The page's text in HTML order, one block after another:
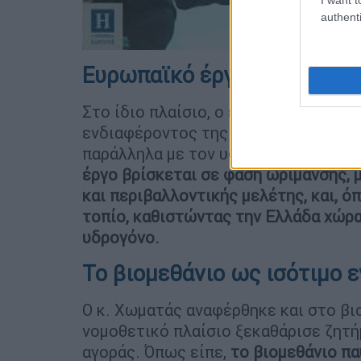
Ευρωπαϊκό έργο για
Στο ίδιο πλαίσιο, ο εκπρόσωπος
ενδιαφέροντος της Ευρωπαϊκής
παράλληλα με τον υφιστάμενο
έργο βρίσκεται σε φάση ωρίμανσης,
και περιβαλλοντικής μελέτης, και,
τοπίο, καθιστώντας την Ελλάδα
υδρογόνο.
Το βιομεθάνιο ως ισότιμο
Ο κ. Χωματάς αναφέρθηκε και στο
νομοθετικό πλαίσιο ξεκαθάρισε
αγοράς. Όπως είπε, το βιομεθάνιο